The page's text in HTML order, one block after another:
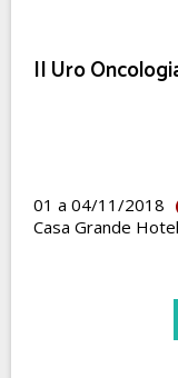
II Uro
01 a 04/11/2018
Casa Grande